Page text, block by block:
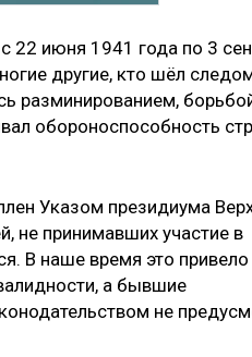
22 июня 1941 года по 3
другие, кто шёл
разминированием,
обороноспособность
Указом президиума
не принимавших участие в
В наше время это
а бывшие
не